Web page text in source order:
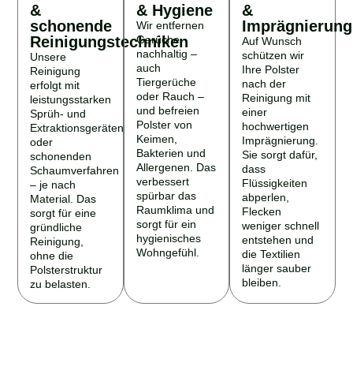
&
schonende
Reinigungstechniken
Unsere
Reinigung
erfolgt mit
leistungsstarken
Sprüh- und
Extraktionsgeräten
oder
schonenden
Schaumverfahren
– je nach
Material. Das
sorgt für eine
gründliche
Reinigung,
ohne die
Polsterstruktur
zu belasten.
& Hygiene
Wir entfernen
Gerüche
nachhaltig –
auch
Tiergerüche
oder Rauch –
und befreien
Polster von
Keimen,
Bakterien und
Allergenen. Das
verbessert
spürbar das
Raumklima und
sorgt für ein
hygienisches
Wohngefühl.
&
Imprägnierung
Auf Wunsch
schützen wir
Ihre Polster
nach der
Reinigung mit
einer
hochwertigen
Imprägnierung.
Sie sorgt dafür,
dass
Flüssigkeiten
abperlen,
Flecken
weniger schnell
entstehen und
die Textilien
länger sauber
bleiben.